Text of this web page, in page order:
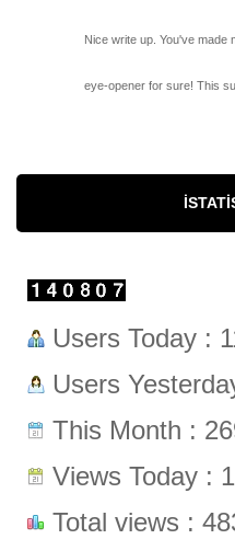
Nice write up. You've made
eye-opener for sure! This
Users Today :
Users
This Month :
Views Today :
Total views :